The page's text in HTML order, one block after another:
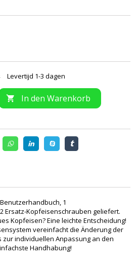
Levertijd 1-3 dagen
 In den Warenkorb
1
Ersatz-Kopfeisenschrauben geliefert.
Kopfeisen? Eine leichte Entscheidung!
vereinfacht die Änderung der
zur individuellen Anpassung an den
Handhabung!